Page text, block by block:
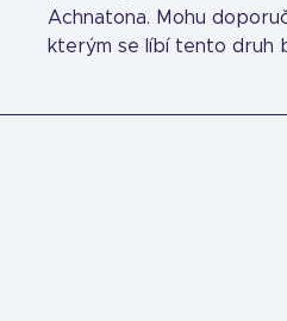
Achnatona. Mohu
kterým se líbí tento druh